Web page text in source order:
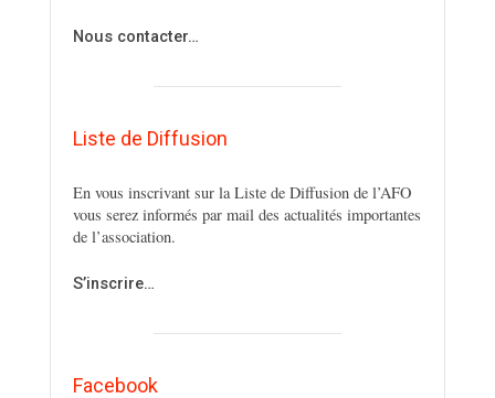
Nous contacter…
Liste de Diffusion
En vous inscrivant sur la Liste de Diffusion de l’AFO
vous serez informés par mail des actualités importantes
de l’association.
S’inscrire…
Facebook